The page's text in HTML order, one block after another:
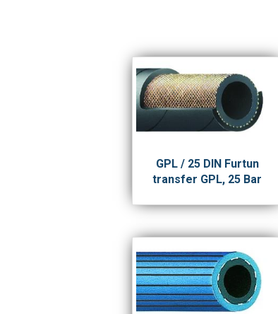
GPL / 25 DIN Furtun
transfer GPL, 25 Bar